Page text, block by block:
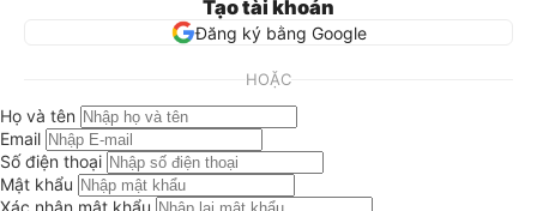
Tạo tài khoản
Đăng ký bằng Google
HOẶC
Họ và tên
Email
Số điện thoại
Mật khẩu
Xác nhận mật khẩu